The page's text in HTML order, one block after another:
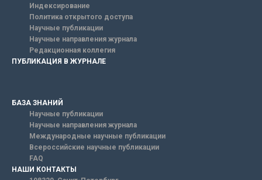
Индексирование
Политика открытого доступа
Научные публикации
Научные направления журнала
Редакционная коллегия
ПУБЛИКАЦИЯ В ЖУРНАЛЕ
БАЗА ЗНАНИЙ
Научные публикации
Научные направления журнала
Международные научные публикации
Всероссийские научные публикации
FAQ
НАШИ КОНТАКТЫ